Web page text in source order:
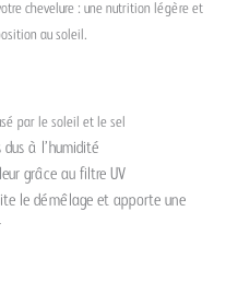
chevelure : une nutrition légère et
au soleil.
par le soleil et le sel
à l’humidité
grâce au filtre UV
le démêlage et apporte une